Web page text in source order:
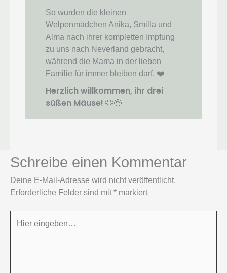
So wurden die kleinen
Welpenmädchen Anika, Smilla und
Alma nach ihrer kompletten Impfung
zu uns nach Neverland gebracht,
während die Mama in der lieben
Familie für immer bleiben darf. ❤️
Herzlich willkommen, ihr drei
süßen Mäuse! 🫶🥹
Schreibe einen Kommentar
Deine E-Mail-Adresse wird nicht veröffentlicht.
Erforderliche Felder sind mit * markiert
eingeben…